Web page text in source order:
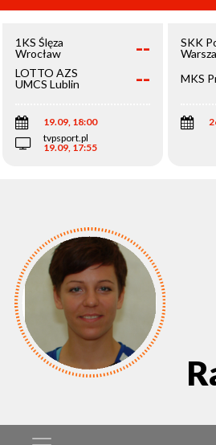
1KS Ślęza
Wrocław
--
LOTTO AZS
UMCS Lublin
--
19.09, 18:00
tvpsport.pl
19.09, 17:55
SKK
MKS